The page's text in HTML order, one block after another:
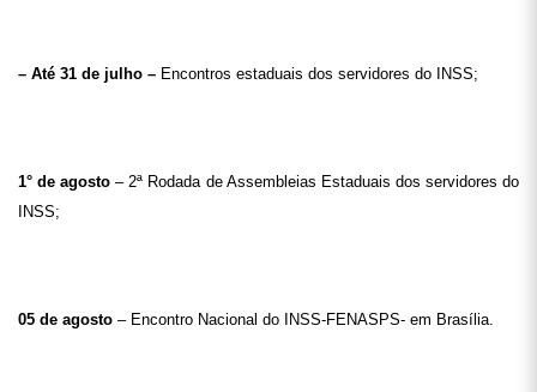
– Até 31 de julho – Encontros estaduais dos servidores do INSS;
1° de agosto– 2ª Rodada de Assembleias Estaduais dos servidores do
INSS;
05 de agosto – Encontro Nacional do INSS-FENASPS- em Brasília.